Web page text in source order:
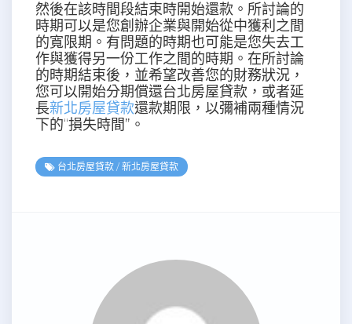
然後在該時間段結束時開始還款。所討論的
時期可以是您創辦企業與開始從中獲利之間
的寬限期。有問題的時期也可能是您失去工
作與獲得另一份工作之間的時期。在所討論
的時期結束後，並希望改善您的財務狀況，
您可以開始分期償還台北房屋貸款，或者延
長新北房屋貸款還款期限，以彌補兩種情況
下的“損失時間”。
台北房屋貸款 / 新北房屋貸款